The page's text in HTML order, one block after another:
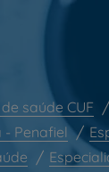
bem-estar
da Saúde
saúde CUF
- Penafiel